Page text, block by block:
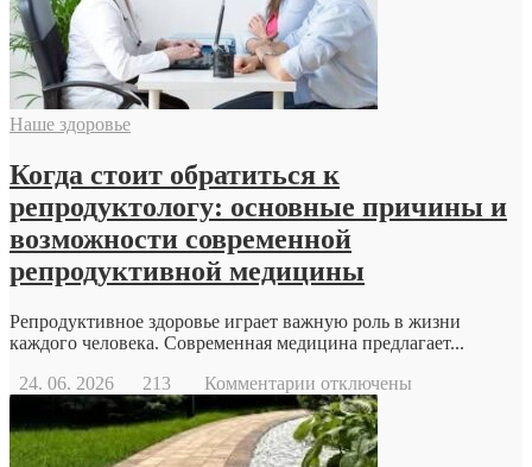
Наше здоровье
Когда стоит обратиться к
репродуктологу: основные причины и
возможности современной
репродуктивной медицины
Репродуктивное здоровье играет важную роль в жизни
каждого человека. Современная медицина предлагает...
24. 06. 2026
213 Комментарии к
записи
Когда
стоит
отключены